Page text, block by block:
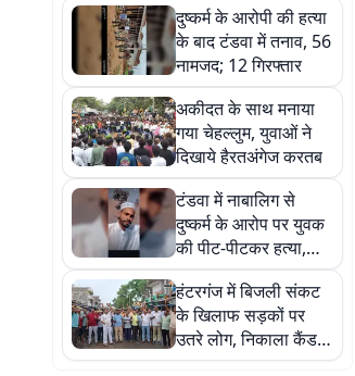
दुष्कर्म के आरोपी की हत्या
के बाद टंडवा में तनाव, 56
नामजद; 12 गिरफ्तार
अकीदत के साथ मनाया
गया चेहल्लुम, युवाओं ने
दिखाये हैरतअंगेज करतब
टंडवा में नाबालिग से
दुष्कर्म के आरोप पर युवक
की पीट-पीटकर हत्या,
इलाके में तनाव; पुलिस
तैनात
हंटरगंज में बिजली संकट
के खिलाफ सड़कों पर
उतरे लोग, निकाला कैंडल
मार्च